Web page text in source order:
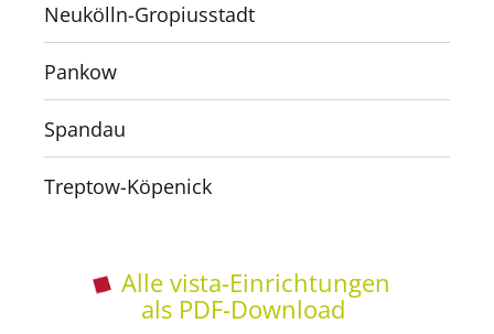
Neukölln-Gropiusstadt
Pankow
Spandau
Treptow-Köpenick
Alle vista-Einrichtungen
als PDF-Download